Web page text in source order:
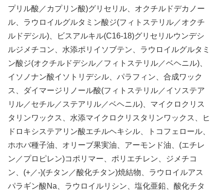
プリル酸／カプリン酸)グリセリル、オクチルドデカノー
ル、ラウロイルグルタミン酸ジ(フィトステリル／オクチ
ルドデシル)、ビスアルキル(C16-18)グリセリルウンデシ
ルジメチコン、水添ポリイソブテン、ラウロイルグルタミ
ン酸ジ(オクチルドデシル／フィトステリル／ベヘニル)、
イソノナン酸イソトリデシル、パラフィン、合成ワック
ス、ダイマージリノール酸(フィトステリル／イソステア
リル／セチル／ステアリル／ベヘニル)、マイクロクリス
タリンワックス、水添マイクロクリスタリンワックス、ヒ
ドロキシステアリン酸エチルヘキシル、トコフェロール、
ホホバ種子油、オリーブ果実油、アーモンド油、(エチレ
ン／プロピレン)コポリマー、ポリエチレン、ジメチコ
ン、(+／-)(チタン／酸化チタン)焼結物、ラウロイルアス
パラギン酸Na、ラウロイルリシン、塩化亜鉛、酸化チタ